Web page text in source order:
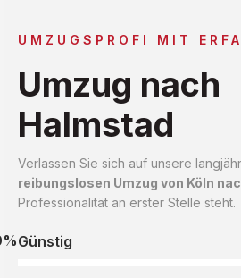
UMZUGSPROFI MIT
Umzug nach
Halmstad
Verlassen Sie sich auf unsere
reibungslosen Umzug von Köln
Professionalität an erster Stelle steht.
Günstig